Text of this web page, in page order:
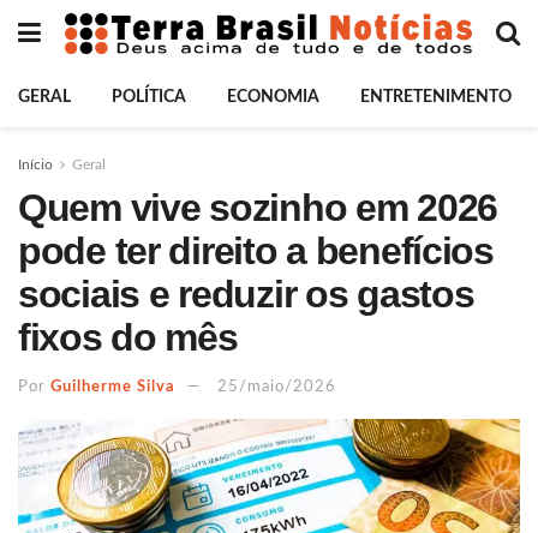
GERAL POLÍTICA ECONOMIA ENTRETENIMENTO
Início Geral
Quem vive sozinho em 2026
pode ter direito a benefícios
sociais e reduzir os gastos
fixos do mês
Por Guilherme Silva 25/maio/2026